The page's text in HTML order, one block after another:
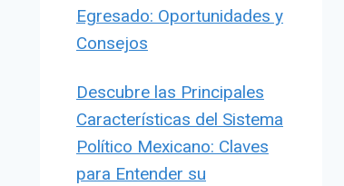
Egresado: Oportunidades y
Consejos
Descubre las Principales
Características del Sistema
Político Mexicano: Claves
para Entender su